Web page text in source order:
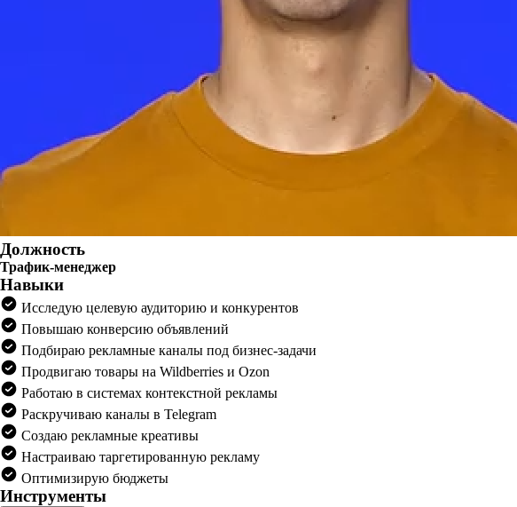
Должность
Трафик-менеджер
Навыки
Исследую целевую аудиторию и конкурентов
Повышаю конверсию объявлений
Подбираю рекламные каналы под бизнес-задачи
Продвигаю товары на Wildberries и Ozon
Работаю в системах контекстной рекламы
Раскручиваю каналы в Telegram
Создаю рекламные креативы
Настраиваю таргетированную рекламу
Оптимизирую бюджеты
Инструменты